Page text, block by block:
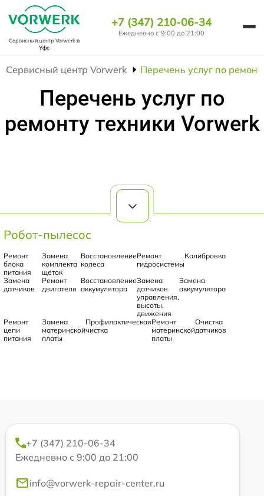
Сервисный центр Vorwerkв
Уфе
+7 (347) 210-06-34
Ежедневно с 9:00 до 21:00
Сервисный центр Vorwerk Перечень услуг по
Перечень услуг по
ремонту техники Vorwerk
Робот-пылесос
Ремонт
блока
питания
Замена
комплекта
щеток
Восстановление
колеса
Ремонт
гидросистемы
Калибровка
Замена
датчиков
Ремонт
двигателя
Восстановление
аккумулятора
Замена
датчиков
управления,
высоты,
движения
Замена
аккумулятора
Ремонт
цепи
питания
Замена
материнской
платы
Профилактическая
чистка
Ремонт
материнской
платы
Очистка
датчиков
+7 (347) 210-06-34
Ежедневно с 9:00 до 21:00
info@vorwerk-repair-center.ru